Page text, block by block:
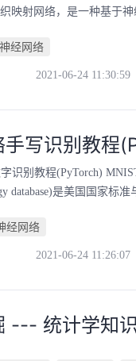
织映射网络，是一种基于
神经网络
2021-06-24 11:30:59
手写识别教程
识别教程(PyTorch)
database)是美国国家标
经网络
2021-06-24 11:26:07
--- 统计学知